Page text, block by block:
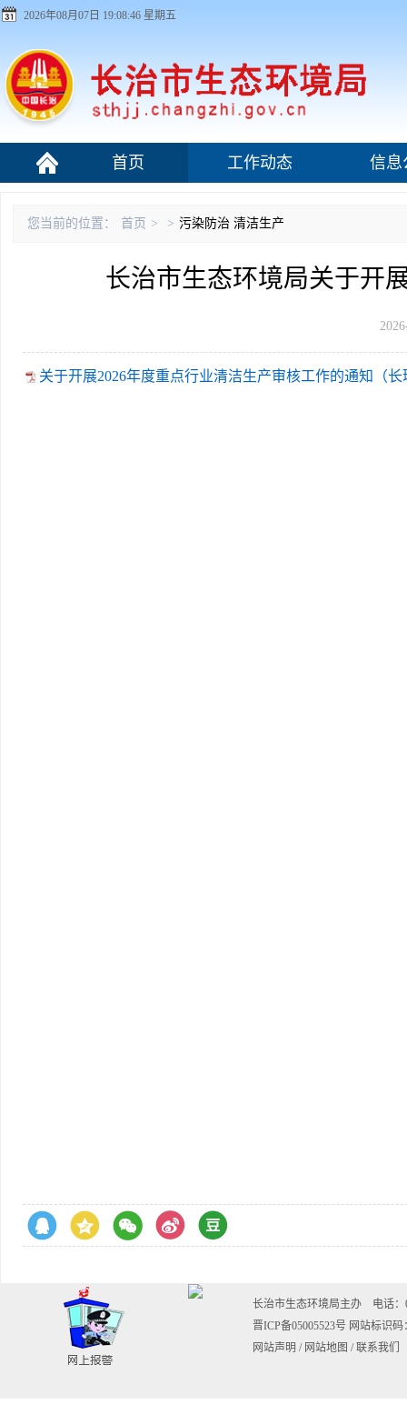
2026年08月07日 19:08:46 星期五
首页 工作动态 信息
您当前的位置： 首页 > 污染防治
> 清洁生产
长治市生态环境局关于开
关于开展2026年度重点行业清洁生产审核工作的通知（长
长治市生态环境局主办 电话：
晋ICP备05005523号 网站标识码
网站声明 / 网站地图 / 联系我们